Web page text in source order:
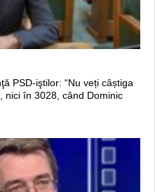
PSD-iştilor: “Nu veți câștiga
nici în 3028, când Dominic